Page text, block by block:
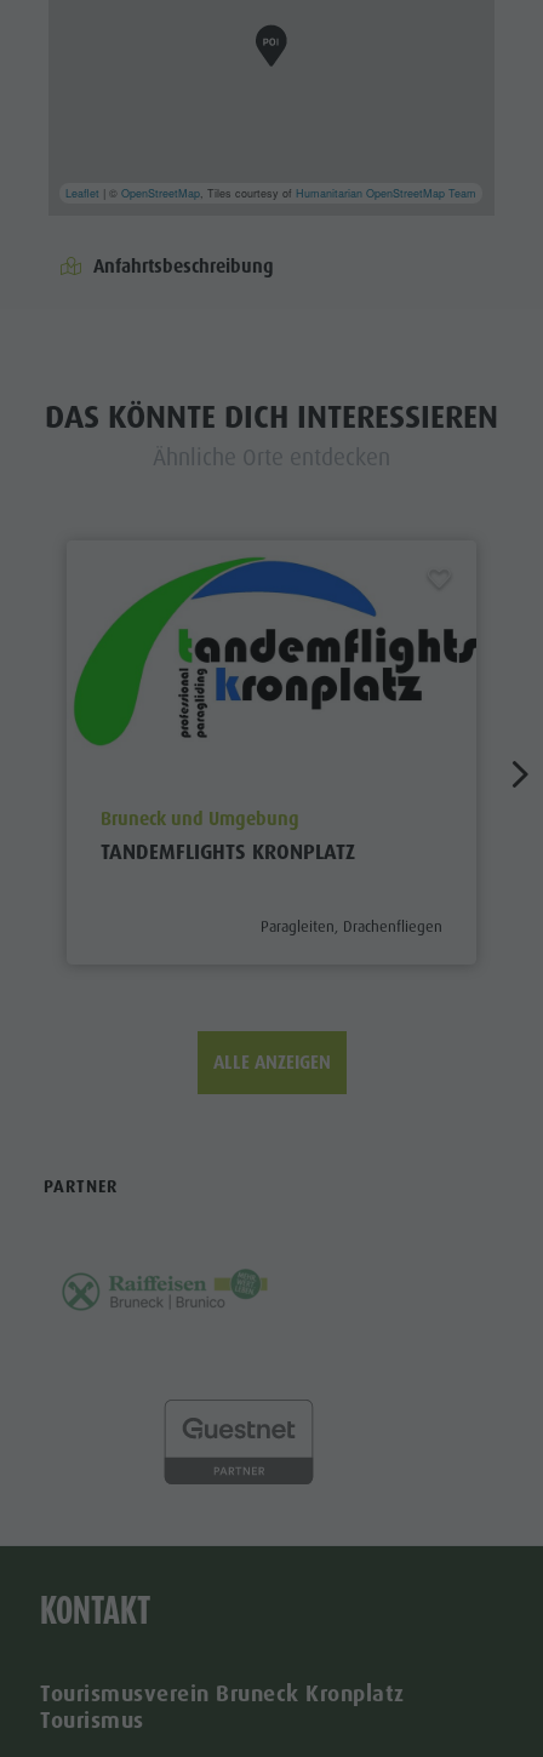
Leaflet | ©OpenStreetMap, Tiles courtesy of Humanitarian OpenStreetMap Team
Anfahrtsbeschreibung
DAS KÖNNTE DICH INTERESSIEREN
Ähnliche Orte entdecken
aria.poi_location_prefix
Bruneck und Umgebung
TANDEMFLIGHTS KRONPLATZ
aria.poi_category_prefix
Paragleiten, Drachenfliegen
ALLE ANZEIGEN
PARTNER
KONTAKT
Tourismusverein Bruneck Kronplatz
Tourismus